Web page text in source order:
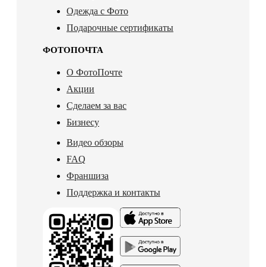
Одежда с Фото
Подарочные сертификаты
ФОТОПОЧТА
О ФотоПочте
Акции
Сделаем за вас
Бизнесу
Видео обзоры
FAQ
Франшиза
Поддержка и контакты